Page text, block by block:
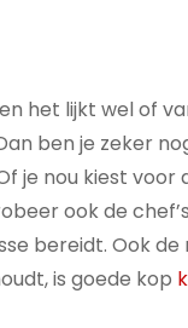
het lijkt wel of
ben je zeker
nou kiest voor
ook de
bereidt. Ook
is goede kop